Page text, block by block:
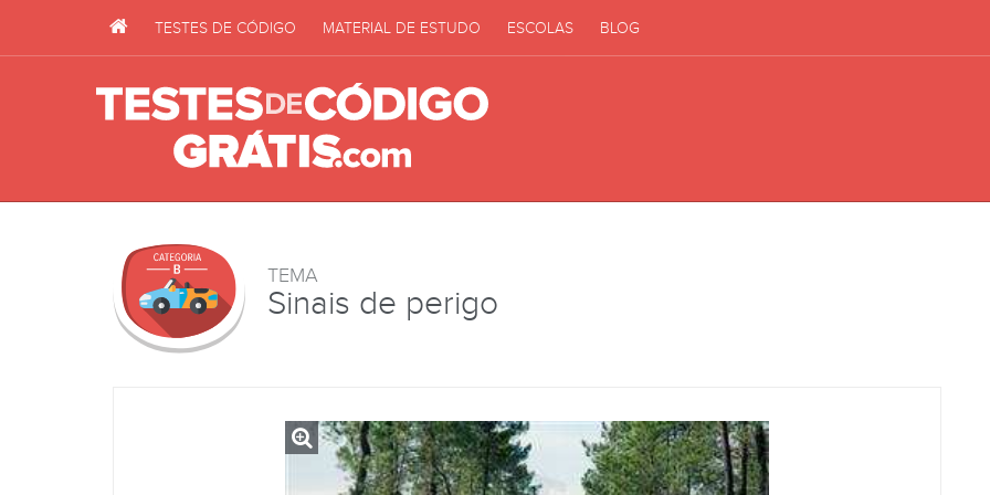
TESTES DE CÓDIGO MATERIAL DE ESTUDO ESCOLAS BLOG
TEMA
Sinais de perigo